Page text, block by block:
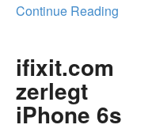
Continue Reading
ifixit.com
zerlegt
iPhone 6s